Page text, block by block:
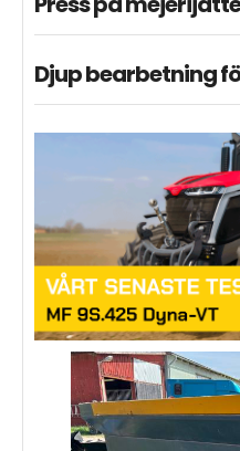
Djup bearbetning